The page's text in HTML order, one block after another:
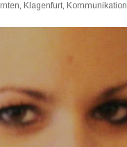
, Klagenfurt, Kommunikation